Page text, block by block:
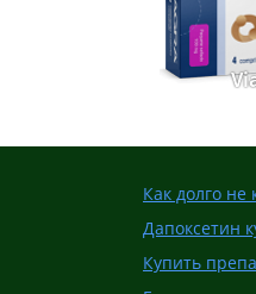
Как долго не
Дапоксетин
Купить